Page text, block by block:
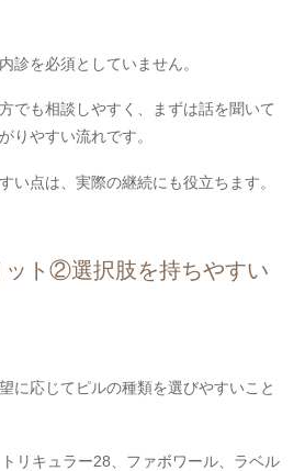
診を必須としていません。
でも相談しやすく、まずは話を聞いて
りやすい流れです。
い点は、実際の継続にも役立ちます。
ット②選択肢を持ちやすい
に応じてピルの種類を選びやすいこと
リキュラー28、ファボワール、ラベル